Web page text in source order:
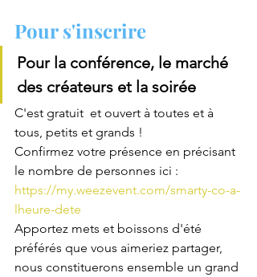
Pour s'inscrire
Pour la conférence, le marché
des créateurs et la soirée
C'est gratuit  et ouvert à toutes et à
tous, petits et grands !
Confirmez votre présence en précisant
le nombre de personnes ici :
https://my.weezevent.com/smarty-co-a-
lheure-dete
Apportez mets et boissons d'été
préférés que vous aimeriez partager,
nous constituerons ensemble un grand